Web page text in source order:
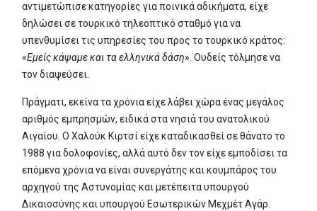
αντιμετώπισε κατηγορίες για ποινικά αδικήματα, είχε
δηλώσει σε τουρκικό τηλεοπτικό σταθμό για να
υπενθυμίσει τις υπηρεσίες του προς το τουρκικό κράτος:
«Εμείς κάψαμε και τα ελληνικά δάση». Ουδείς τόλμησε να
τον διαψεύσει.
Πράγματι, εκείνα τα χρόνια είχε λάβει χώρα ένας μεγάλος
αριθμός εμπρησμών, ειδικά στα νησιά του ανατολικού
Αιγαίου. Ο Χαλούκ Κιρτσί είχε καταδικασθεί σε θάνατο το
1988 για δολοφονίες, αλλά αυτό δεν τον είχε εμποδίσει τα
επόμενα χρόνια να είναι συνεργάτης και κουμπάρος του
αρχηγού της Αστυνομίας και μετέπειτα υπουργού
Δικαιοσύνης και υπουργού Εσωτερικών Μεχμέτ Αγάρ.